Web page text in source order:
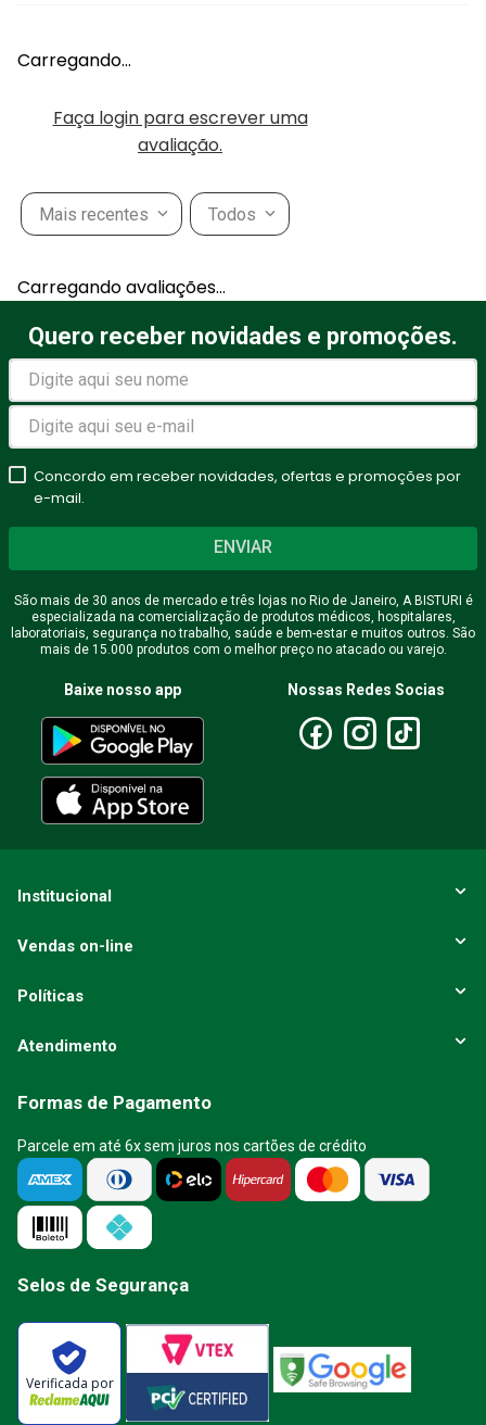
Carregando…
Faça login para escrever uma
avaliação.
Mais recentes Todos
Carregando avaliações…
Quero receber novidades e promoções.
Concordo em receber novidades, ofertas e promoções por
e-mail.
ENVIAR
São mais de 30 anos de mercado e três lojas no Rio de Janeiro, A BISTURI é
especializada na comercialização de produtos médicos, hospitalares,
laboratoriais, segurança no trabalho, saúde e bem-estar e muitos outros. São
mais de 15.000 produtos com o melhor preço no atacado ou varejo.
Baixe nosso app Nossas Redes Socias
Institucional
Vendas on-line
Políticas
Atendimento
Formas de Pagamento
Parcele em até 6x sem juros nos cartões de crédito
Selos de Segurança
Verificada por